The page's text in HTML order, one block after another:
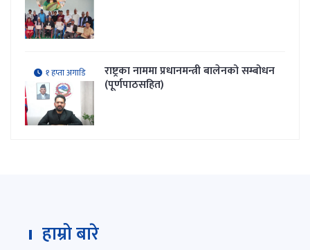
१ हप्ता अगाडि राष्ट्रका नाममा प्रधानमन्त्री बालेनको सम्बोधन
(पूर्णपाठसहित)
हाम्रो बारे